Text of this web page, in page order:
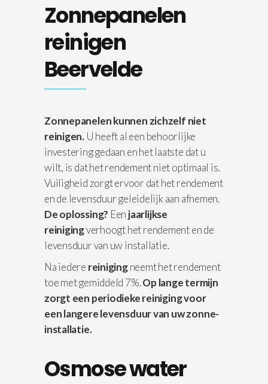
Zonnepanelen
reinigen
Beervelde
Zonnepanelen kunnen zichzelf niet
reinigen. U heeft al een behoorlijke
investering gedaan en het laatste dat u
wilt, is dat het rendement niet optimaal is.
Vuiligheid zorgt ervoor dat het rendement
en de levensduur geleidelijk aan afnemen.
De oplossing? Een jaarlijkse
reinigingverhoogt het rendement en de
levensduur van uw installatie.
Na iedere reinigingneemt het rendement
toe met gemiddeld 7%.Op lange termijn
zorgt een periodieke reiniging voor
een langere levensduur van uw zonne-
installatie.
Osmose water